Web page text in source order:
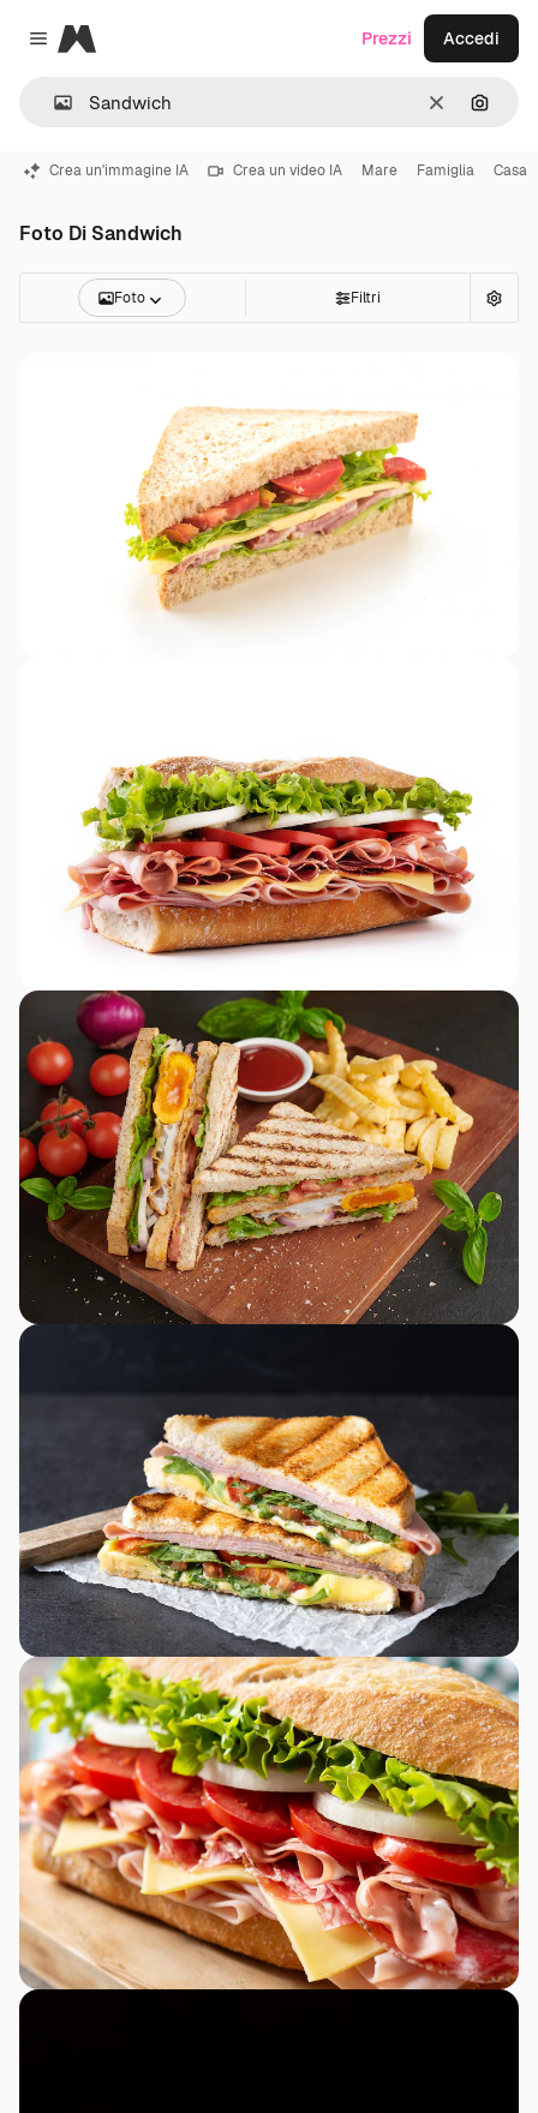
Close menu
Magnific
CancellaCerca
Prezzi Accedi
Crea un'immagine IA Crea un video IA Mare Famiglia Casa
Foto Di Sandwich
Foto Filtri